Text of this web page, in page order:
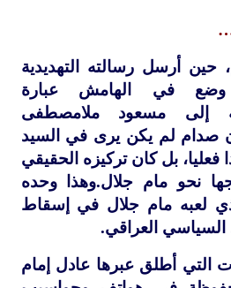
حين أرسل رسالته التهديدية
في الهامش عبارة
إلى مسعود ملامصطفى
أن صدام لم يكن يرى في السيد
فعليا، بل كان تركيزه الحقيقي
نحو مام جلال.وهذا وحده
لعبه مام جلال في إسقاط
السياسي العراقي.
التي أطلق عبرها عادل إمام